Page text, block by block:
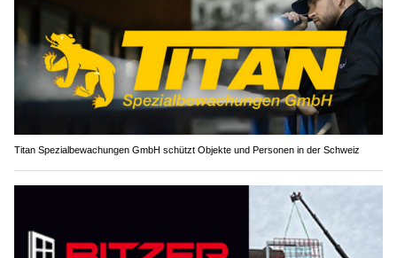
Titan Spezialbewachungen GmbH schützt Objekte und Personen in der Schweiz